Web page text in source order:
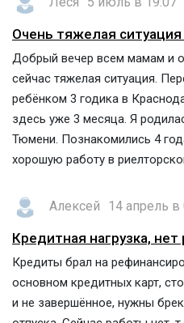
Очень тяжелая
Добрый вечер всем мамам и
сейчас тяжелая ситуация.
ребёнком 3 годика в
здесь уже 3 месяца. Я
Тюмени. Познакомились 4
хорошую работу в
Алексей 14 апрель в
Кредитная нагрузка, нет
Кредиты брал на
основном кредитных карт,
и не завершённое, нужны